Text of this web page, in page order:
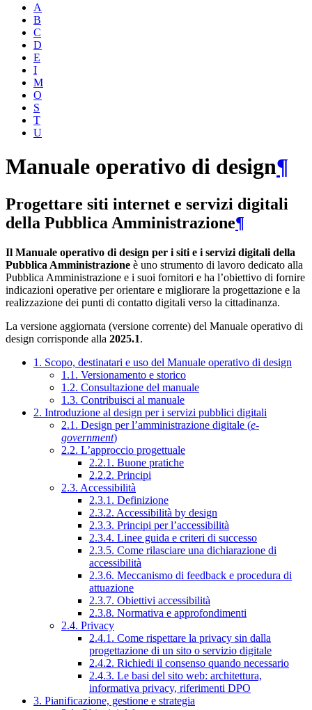
A
B
C
D
E
I
M
O
S
T
U
Manuale operativo di design¶
Progettare siti internet e servizi digitali
della Pubblica Amministrazione¶
Il Manuale operativo di design per i siti e i servizi digitali della
Pubblica Amministrazione è uno strumento di lavoro dedicato alla
Pubblica Amministrazione e i suoi fornitori e ha l’obiettivo di fornire
indicazioni operative per orientare e migliorare la progettazione e la
realizzazione dei punti di contatto digitali verso la cittadinanza.
La versione aggiornata (versione corrente) del Manuale operativo di
design corrisponde alla 2025.1.
1. Scopo, destinatari e uso del Manuale operativo di design
1.1. Versionamento e storico
1.2. Consultazione del manuale
1.3. Contribuisci al manuale
2. Introduzione al design per i servizi pubblici digitali
2.1. Design per l’amministrazione digitale (e-
government)
2.2. L’approccio progettuale
2.2.1. Buone pratiche
2.2.2. Principi
2.3. Accessibilità
2.3.1. Definizione
2.3.2. Accessibilità by design
2.3.3. Principi per l’accessibilità
2.3.4. Linee guida e criteri di successo
2.3.5. Come rilasciare una dichiarazione di
accessibilità
2.3.6. Meccanismo di feedback e procedura di
attuazione
2.3.7. Obiettivi accessibilità
2.3.8. Normativa e approfondimenti
2.4. Privacy
2.4.1. Come rispettare la privacy sin dalla
progettazione di un sito o servizio digitale
2.4.2. Richiedi il consenso quando necessario
2.4.3. Le basi del sito web: architettura,
informativa privacy, riferimenti DPO
3. Pianificazione, gestione e strategia